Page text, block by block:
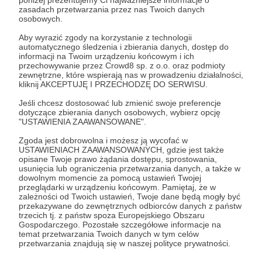
zasadach przetwarzania przez nas Twoich danych
osobowych.
Aby wyrazić zgody na korzystanie z technologii
automatycznego śledzenia i zbierania danych, dostęp do
informacji na Twoim urządzeniu końcowym i ich
przechowywanie przez Crowd8 sp. z o.o. oraz podmioty
zewnętrzne, które wspierają nas w prowadzeniu działalności,
kliknij AKCEPTUJĘ I PRZECHODZĘ DO SERWISU.
Jeśli chcesz dostosować lub zmienić swoje preferencje
dotyczące zbierania danych osobowych, wybierz opcję
"USTAWIENIA ZAAWANSOWANE".
Zgoda jest dobrowolna i możesz ją wycofać w
USTAWIENIACH ZAAWANSOWANYCH, gdzie jest także
opisane Twoje prawo żądania dostępu, sprostowania,
usunięcia lub ograniczenia przetwarzania danych, a także w
dowolnym momencie za pomocą ustawień Twojej
przeglądarki w urządzeniu końcowym. Pamiętaj, że w
zależności od Twoich ustawień, Twoje dane będą mogły być
przekazywane do zewnętrznych odbiorców danych z państw
trzecich tj. z państw spoza Europejskiego Obszaru
Gospodarczego. Pozostałe szczegółowe informacje na
temat przetwarzania Twoich danych w tym celów
przetwarzania znajdują się w naszej polityce prywatności.
Planszówkach w Spodku, One More Game we
Wrocławiu czy Book Game w Krakowie. Opinie
testujących utwierdziły nas w przekonaniu, że
mamy dobrą grę i napędziły do jej ukończenia.
Niestety przed nami jeszcze daleka droga,
ponieważ prace koncepcyjne oraz ilustratorskie
pochłaniają ogromną ilość czasu, a pomiędzy
pracą a studiami nie ma go za wiele. Ogólnie
wychodzimy z założenia, że rzemiosło i talent jest
dobrem które ma
doceniamy współpracę z tak uzdolnionymi
artystami jak Wiktoria oraz Kuba.
Docelowo mieliśmy zaplanowanych ponad 50
świetnych ilustracji. Jednakże ze względu na
ogromną czasochłonność, prawdopodobnie
będziemy musieli pójść na pewne kompromisy
oraz zdecydowanie ograniczyć ilość artów. Mamy
jednak obawy, że taki zabieg może wpłynąć
Rozwiń opis
Cele
Ponad 50 świetnych ilustracji!
4 000 zł
1 936 zł
brakuje
51%
Będzie czym się zachwycać w
trakcie rozgrywek!
Jednakże jest to co najmniej pół
roku pracy, nawet przy kilku
osobach. Wszystkie ilustracje
Nowe prototypy
na różnych
Granie w Arenie
Planszówki w
będzie mógł więc
jak gra się
rozegrać z nami